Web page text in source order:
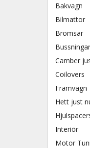
Bakvagn
Bilmattor
Bromsar
Bussningar
Camber
Coilovers
Framvagn
Hett just
Interiör
Motor